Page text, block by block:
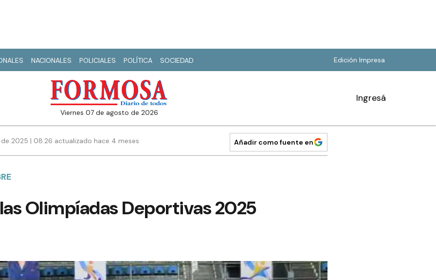
NACIONALES POLICIALES POLÍTICA SOCIEDAD Edición Impresa
viernes 07 de agosto de 2026
Ingresá
2025 | 08:26 actualizado hace 4 meses Añadir como fuente en
Olimpíadas Deportivas 2025